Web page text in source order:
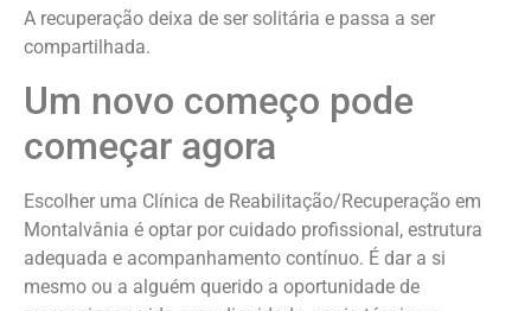
A recuperação deixa de ser solitária e passa a ser
compartilhada.
Um novo começo pode
começar agora
Escolher uma Clínica de Reabilitação/Recuperação em
Montalvânia é optar por cuidado profissional, estrutura
adequada e acompanhamento contínuo. É dar a si
mesmo ou a alguém querido a oportunidade de